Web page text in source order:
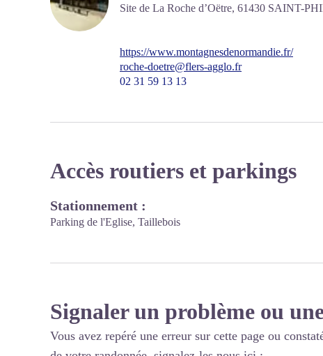
Site de La Roche d’Oëtre, 61430 SAINT-
https://www.montagnesdenormandie.fr/
roche-doetre@flers-agglo.fr
02 31 59 13 13
Accès routiers et parkings
Stationnement :
Parking de l'Eglise, Taillebois
Signaler un problème ou
Vous avez repéré une erreur sur cette page ou